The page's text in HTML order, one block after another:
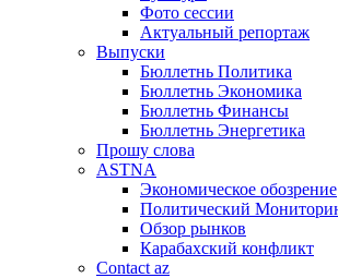
Фото сессии
Актуальный репортаж
Выпуски
Бюллетнь Политика
Бюллетнь Экономика
Бюллетнь Финансы
Бюллетнь Энергетика
Прошу слова
ASTNA
Экономическое обозрение
Политический
Обзор рынков
Карабахский конфликт
Contact az